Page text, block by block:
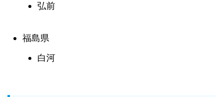
弘前
福島県
白河